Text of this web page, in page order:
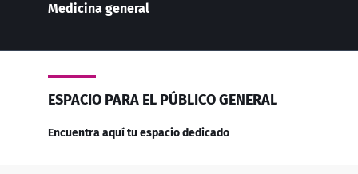
Medicina general
ESPACIO PARA EL PÚBLICO GENERAL
Encuentra aquí tu espacio dedicado